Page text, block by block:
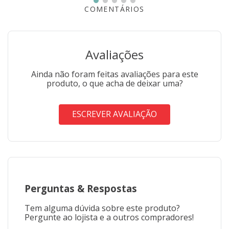
*Imagem meramente ilustrativa*
COMENTÁRIOS
Avaliações
Ainda não foram feitas avaliações para este
produto, o que acha de deixar uma?
ESCREVER AVALIAÇÃO
Perguntas & Respostas
Tem alguma dúvida sobre este produto?
Pergunte ao lojista e a outros compradores!